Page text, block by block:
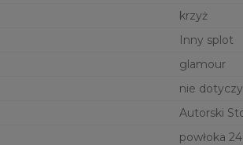
krzyż
Inny splot
glamour
nie dotyczy
Autorski
powłoka